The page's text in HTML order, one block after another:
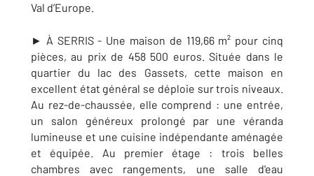
Val d’Europe.
► À SERRIS - Une maison de 119,66 m² pour cinq
pièces, au prix de 458 500 euros. Située dans le
quartier du lac des Gassets, cette maison en
excellent état général se déploie sur trois niveaux.
Au rez-de-chaussée, elle comprend : une entrée,
un salon généreux prolongé par une véranda
lumineuse et une cuisine indépendante aménagée
et équipée. Au premier étage : trois belles
chambres avec rangements, une salle d'eau